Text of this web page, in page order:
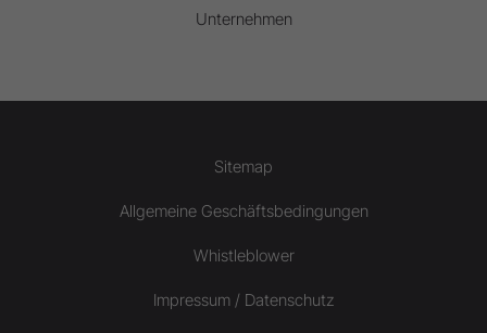
Unternehmen
Sitemap
Allgemeine Geschäftsbedingungen
Whistleblower
Impressum / Datenschutz